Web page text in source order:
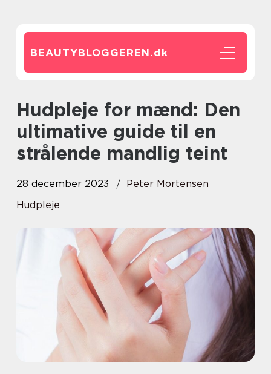
BEAUTYBLOGGEREN.dk
Hudpleje for mænd: Den
ultimative guide til en
strålende mandlig teint
28 december 2023
Peter Mortensen
Hudpleje